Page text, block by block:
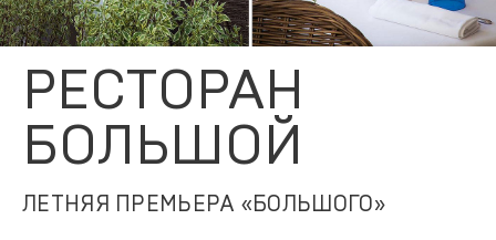
РЕСТОРАН
БОЛЬШОЙ
ЛЕТНЯЯ ПРЕМЬЕРА «БОЛЬШОГО»